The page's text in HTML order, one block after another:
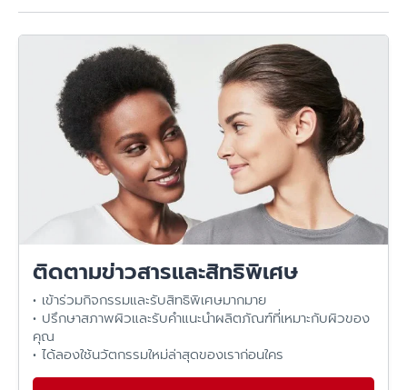
Q: อยู่ในออฟฟิศต้องทากันแดดไหม?
แนะนำทาทุกวัน เพราะมีแสงที่กระทบผิวได้ในชีวิตประจำวัน และ
ถ้าต้องออกไปข้างนอกระหว่างวันก็ยังคุ้มที่ทาไว้
Q: ทากันแดดก่อนหรือหลังมอยส์เจอร์ไรเซอร์?
โดยทั่วไป มอยส์เจอร์ไรเซอร์ก่อน แล้วค่อยกันแดด จากนั้นค่อย
แต่งหน้า
Q: ต้องทาซ้ำทุก 2 ชั่วโมงเสมอไหม?
ถ้าอยู่กลางแจ้ง เหงื่อเยอะ เล่นน้ำ แนะนำทาซ้ำ ~2 ชั่วโมง แต่ถ้า
อยู่ในอาคาร ไม่เช็ดหน้า ไม่เหงื่อออกมาก อาจยืดได้ตามกิจกรรม
(แต่ถ้าออกไปโดนแดดจัดควรทาซ้ำ)
Q: กันแดดทำให้เป็นสิวไหม?
อาจเป็นได้ถ้าเนื้อหนัก/อุดตัน/ล้างไม่หมด เลือกสูตรที่เหมาะกับ
ผิวมันเป็นสิว และล้างด้วยคลีนเซอร์ให้สะอาด โดยเฉพาะวันที่
แต่งหน้า
Q: กันแดดมีสี/CC แทนรองพื้นได้ไหม?
ได้ในวันที่อยากงานผิวเบา ๆ แต่ควรทา “ปริมาณให้ถึง” และ
เลือกเฉดให้เข้ากับผิวเพื่อไม่ให้วอก
ติดตามข่าวสารและสิทธิพิเศษ
• เข้าร่วมกิจกรรมและรับสิทธิพิเศษมากมาย
• ปรึกษาสภาพผิวและรับคำแนะนำผลิตภัณฑ์ที่เหมาะกับผิวของ
คุณ
• ได้ลองใช้นวัตกรรมใหม่ล่าสุดของเราก่อนใคร